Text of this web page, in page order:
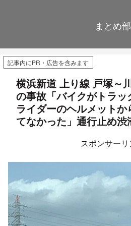
まとめ部
記事内にPR・広告を含みます
横浜新道 上り線 戸塚～
の事故「バイクがトラッ
ライダーのヘルメット
てなかった」通行止め渋
スポンサーリ